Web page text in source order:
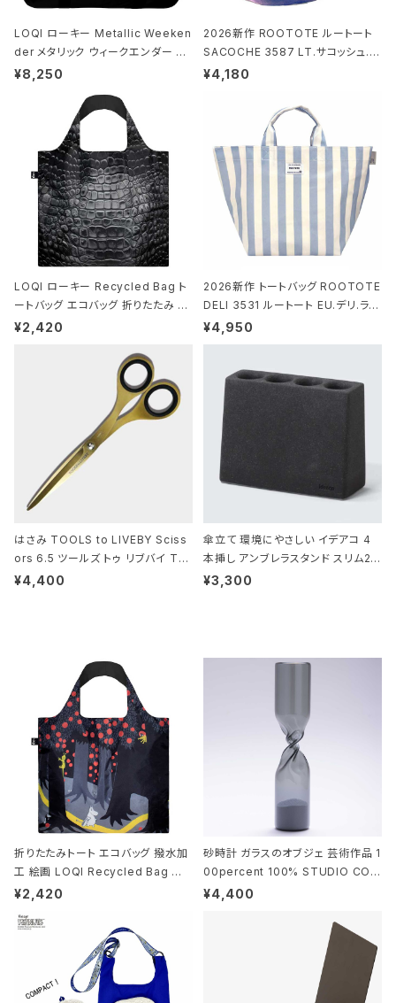
LOQI ローキー Metallic Weeken
der メタリック ウィークエンダー ボ
ストンバッグ ショルダーバッグ JEAN
ck ジャン=ミッシェル・バスキア/クラ
ウン ブラック
¥8,250
2026新作 ROOTOTE ルートート
SACOCHE 3587 LT.サコッシュ.ル
ミエ-B ショルダーバッグ グロスネイ
¥4,180
LOQI ローキー Recycled Bag ト
ートバッグ エコバッグ 折りたたみ 大
きめ 撥水加工 収納ポーチ CROCO
¥2,420
2026新作 トートバッグ ROOTOTE
DELI 3531 ルートート EU.デリ.ラミ
ネート-W サックス・ホワイト
¥4,950
はさみ TOOLS to LIVEBY Sciss
ors 6.5 ツールズ トゥ リブバイ TL
010 シザーズ 6.5 ゴールド
¥4,400
傘立て 環境にやさしい イデアコ 4
本挿し アンブレラスタンド スリム2 i
deaco Umbrella Stand slim2 s
¥3,300
折りたたみトート エコバッグ 撥水加
工 絵画 LOQI Recycled Bag ロ
ーキー 大きめ トートバッグ MOOMI
¥2,420
砂時計 ガラスのオブジェ 芸術作品 1
00percent 100% STUDIO COH
AKU Timeless 100パーセント ス
¥4,400